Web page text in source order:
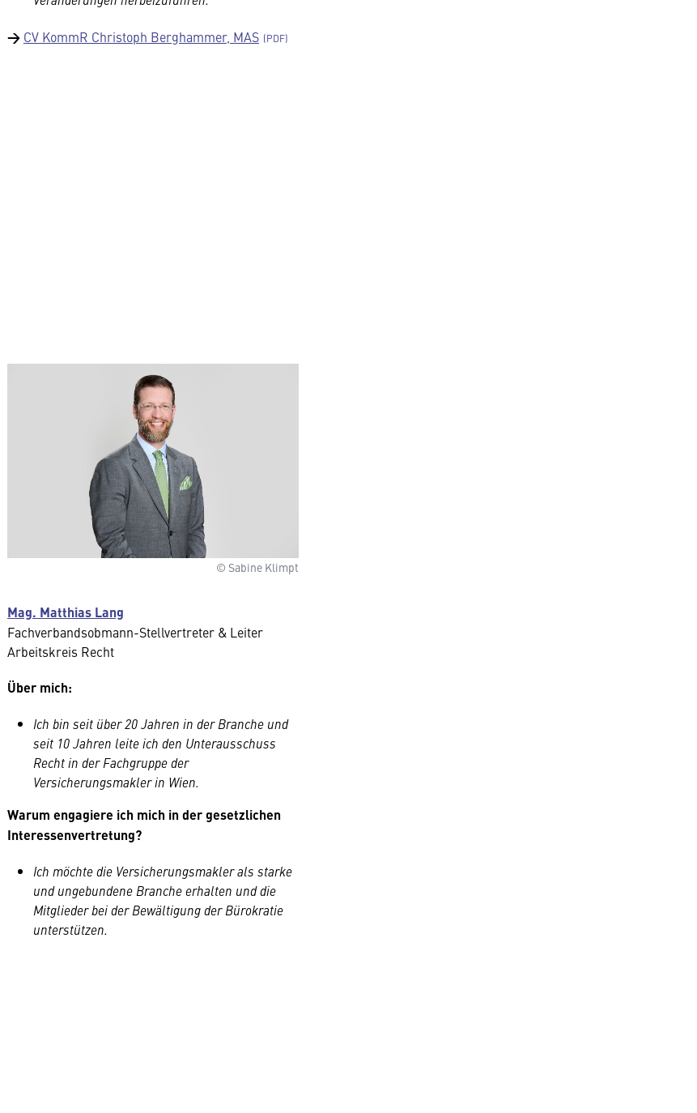
→ CV KommR Christoph Berghammer, MAS
© Sabine Klimpt
Mag. Matthias Lang
Fachverbandsobmann-Stellvertreter & Leiter
Arbeitskreis Recht
Über mich:
Ich bin seit über 20 Jahren in der Branche und
seit 10 Jahren leite ich den Unterausschuss
Recht in der Fachgruppe der
Versicherungsmakler in Wien.
Warum engagiere ich mich in der gesetzlichen
Interessenvertretung?
Ich möchte die Versicherungsmakler als starke
und ungebundene Branche erhalten und die
Mitglieder bei der Bewältigung der Bürokratie
unterstützen.